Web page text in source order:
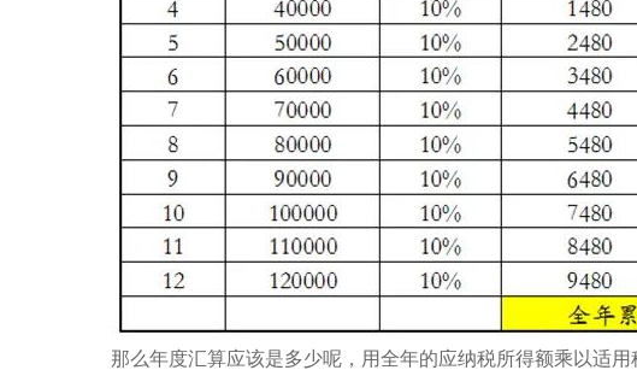
那么年度汇算应该是多少呢，用全年的应纳税所得额乘以适